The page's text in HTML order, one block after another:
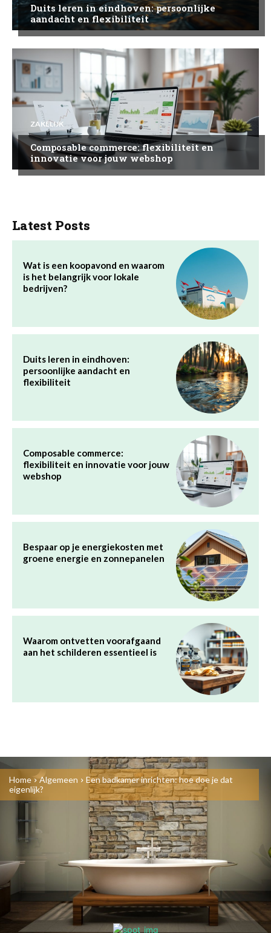
Duits leren in eindhoven: persoonlijke
aandacht en flexibiliteit
ZAKELIJK
Composable commerce: flexibiliteit en
innovatie voor jouw webshop
Latest Posts
Wat is een koopavond en waarom
is het belangrijk voor lokale
bedrijven?
Duits leren in eindhoven:
persoonlijke aandacht en
flexibiliteit
Composable commerce:
flexibiliteit en innovatie voor jouw
webshop
Bespaar op je energiekosten met
groene energie en zonnepanelen
Waarom ontvetten voorafgaand
aan het schilderen essentieel is